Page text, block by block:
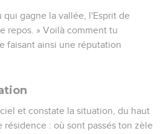
qui gagne la vallée, l'Esprit de
repos. » Voilà comment tu
faisant ainsi une réputation
et constate la situation, du haut
résidence : où sont passés ton zèle